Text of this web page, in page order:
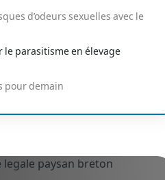
d’odeurs sexuelles avec le
le parasitisme en élevage
pour demain